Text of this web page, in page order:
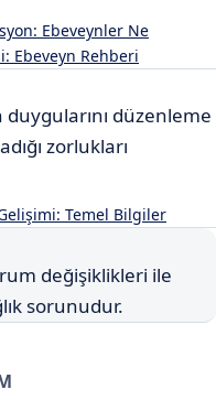
Ebeveynler Ne
Ebeveyn Rehberi
düzenleme
zorlukları
Temel Bilgiler
değişiklikleri ile
sorunudur.